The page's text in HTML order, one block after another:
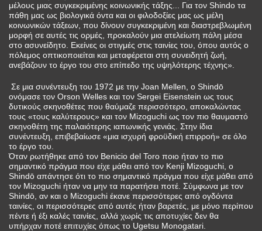
μέλους μιας συγκεκριμένης κοινωνικής τάξης... Για τον Shindo τα
πάθη μας ως βιολογικά όντα και οι φιλοδοξίες μας ως μέλη
κοινωνικών τάξεων, που δίνουν συγκεκριμένη και διαστρεβλωμένη
μορφή σε αυτές τις ορμές, προκαλούν μια ατελείωτη πάλη μέσα
στο ασυνείδητο. Εκείνες οι στιγμές στις ταινίες του, όπου αυτός ο
πόλεμος οπτικοποιείται και μεταφέρεται στη συνειδητή ζωή,
ανεβάζουν το έργο του στο επίπεδο της υψηλότερης τέχνης».
Σε μια συνέντευξη του 1972 με την Joan Mellen, ο Shindō
ονόμασε τον Orson Welles και τον Sergei Eisenstein ως τους
δυτικούς σκηνοθέτες που θαύμαζε περισσότερο, αποκαλώντας
τους «τους καλύτερους» και τον Mizoguchi ως τον πιο θαυμαστό
σκηνοθέτη της παλαιότερης ιαπωνικής γενιάς. Στην ίδια
συνέντευξη, επιβεβαίωσε «μια ισχυρή φροϋδική επιρροή» σε όλο
το έργο του.
Όταν ρωτήθηκε από τον Benicio del Toro ποιο ήταν το πιο
σημαντικό πράγμα που είχε μάθει από τον Kenji Mizoguchi, ο
Shindō απάντησε ότι το πιο σημαντικό πράγμα που είχε μάθει από
τον Mizoguchi ήταν να μην τα παρατήσει ποτέ. Σύμφωνα με τον
Shindō, αν και ο Mizoguchi έκανε περισσότερες από ογδόντα
ταινίες, οι περισσότερες από αυτές ήταν βαρετές, με μόνο περίπου
πέντε ή έξι καλές ταινίες, αλλά χωρίς τις αποτυχίες δεν θα
υπήρχαν ποτέ επιτυχίες όπως το Ugetsu Monogatari.